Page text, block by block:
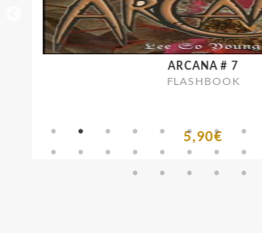
ARCANA # 7
FLASHBOOK
5,90€